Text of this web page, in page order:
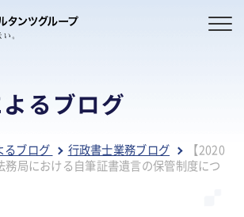
るブログ
るブログ 行政書士業務ブログ
【2020
局における自筆証書遺言の保管制度につ